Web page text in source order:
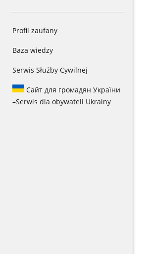
Profil zaufany
Baza wiedzy
Serwis Służby Cywilnej
Сайт для громадян України
–Serwis dla obywateli Ukrainy